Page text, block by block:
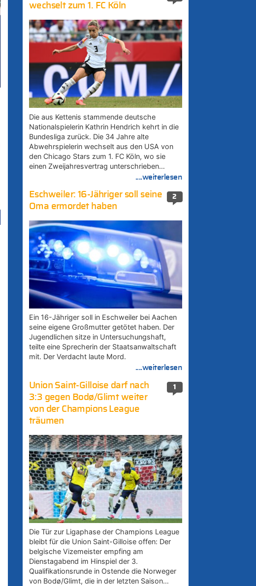
wechselt zum 1. FC Köln
Die aus Kettenis stammende deutsche
Nationalspielerin Kathrin Hendrich kehrt in die
Bundesliga zurück. Die 34 Jahre alte
Abwehrspielerin wechselt aus den USA von
den Chicago Stars zum 1. FC Köln, wo sie
einen Zweijahresvertrag unterschrieben…
....weiterlesen
2
Eschweiler: 16-Jähriger soll seine
Oma ermordet haben
Ein 16-Jähriger soll in Eschweiler bei Aachen
seine eigene Großmutter getötet haben. Der
Jugendlichen sitze in Untersuchungshaft,
teilte eine Sprecherin der Staatsanwaltschaft
mit. Der Verdacht laute Mord.
....weiterlesen
1
Union Saint-Gilloise darf nach
3:3 gegen Bodø/Glimt weiter
von der Champions League
träumen
Die Tür zur Ligaphase der Champions League
bleibt für die Union Saint-Gilloise offen: Der
belgische Vizemeister empfing am
Dienstagabend im Hinspiel der 3.
Qualifikationsrunde in Ostende die Norweger
von Bodø/Glimt, die in der letzten Saison…